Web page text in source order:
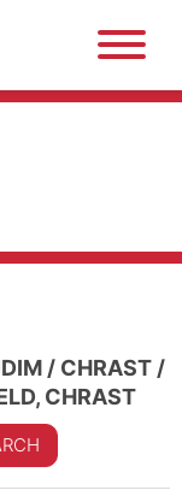
/ CHRAST /
CHRAST